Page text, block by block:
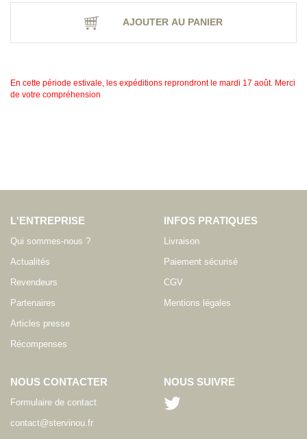
AJOUTER AU PANIER
En cette période estivale, les expéditions reprondront le mardi 17 août. Merci
de votre compréhension
L'ENTREPRISE
Qui sommes-nous ?
Actualités
Revendeurs
Partenaires
Articles presse
Récompenses
INFOS PRATIQUES
Livraison
Paiement sécurisé
CGV
Mentions légales
NOUS CONTACTER
Formulaire de contact
contact@stervinou.fr
NOUS SUIVRE